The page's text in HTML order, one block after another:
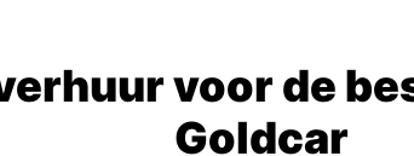
voor de
Goldcar